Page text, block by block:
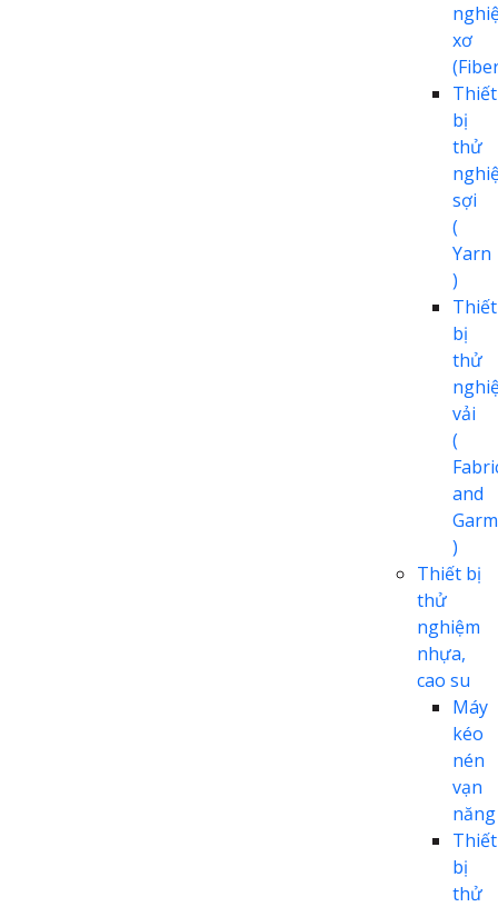
xơ
Thiết
bị
thử
sợi
(
Yarn
)
Thiết
bị
thử
vải
(
and
)
Thiết bị
thử
nghiệm
nhựa,
cao su
Máy
kéo
nén
vạn
năng
Thiết
bị
thử